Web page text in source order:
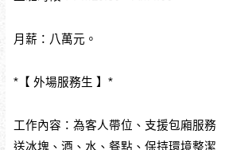
月薪：八萬元。
*【 外場服務生 】*
工作內容：為客人帶位、支援包廂服務
送冰塊、酒、水、餐點、保持環境整潔